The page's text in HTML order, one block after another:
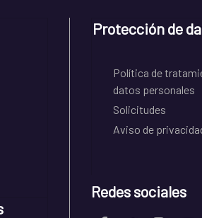
Protección de
Política de
datos personales
Solicitudes
Aviso de
Redes sociales